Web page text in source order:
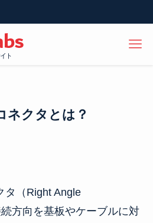
ト
ネクタとは？
タ（Right Angle
方向を基板やケーブルに対